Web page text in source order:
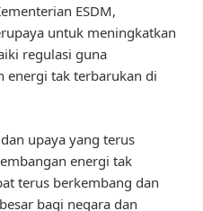
ESDM,
untuk meningkatkan
regulasi guna
energi tak terbarukan di
upaya yang terus
energi tak
terus berkembang dan
bagi negara dan